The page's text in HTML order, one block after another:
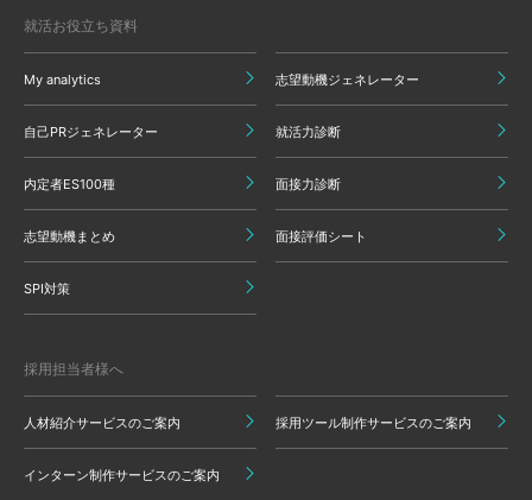
就活お役立ち資料
My analytics 志望動機ジェネレーター
自己PRジェネレーター 就活力診断
内定者ES100種 面接力診断
志望動機まとめ 面接評価シート
SPI対策
採用担当者様へ
人材紹介サービスのご案内 採用ツール制作サービスのご案内
インターン制作サービスのご案内